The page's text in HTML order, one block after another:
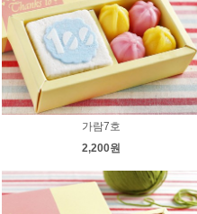
가람7호
2,200원